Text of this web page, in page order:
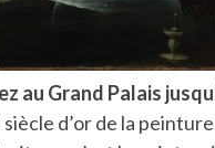
au Grand Palais
d’or de la